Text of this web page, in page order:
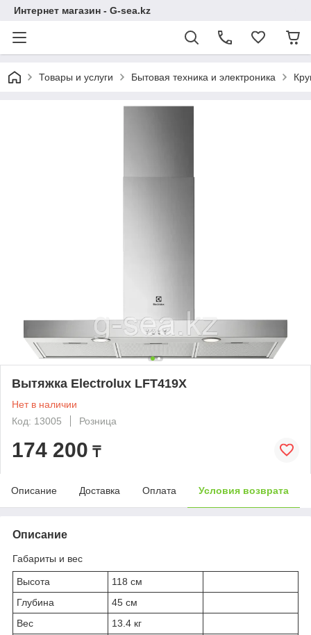
Интернет магазин - G-sea.kz
Товары и услуги Бытовая техника и электроника
Вытяжка Electrolux LFT419X
Нет в наличии
Код: 13005
Розница
174 200 ₸
Описание Доставка Оплата Условия возврата
Описание
Габариты и вес
Высота
118 см
Глубина
45 см
Вес
13.4 кг